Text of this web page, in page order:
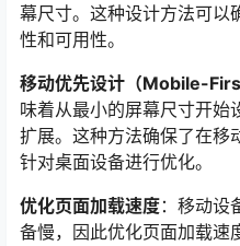
幕尺寸。这种设计方法可以
性和可用性。
移动优先设计（Mobile-
味着从最小的屏幕尺寸开始
扩展。这种方法确保了在移
针对桌面设备进行优化。
优化页面加载速度：移动设
备慢，因此优化页面加载速